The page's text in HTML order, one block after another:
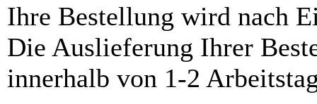
Ihre Bestellung wird nach
Die Auslieferung Ihrer
innerhalb von 1-2